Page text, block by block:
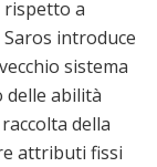
rispetto a
introduce
sistema
delle abilità
della
attributi fissi